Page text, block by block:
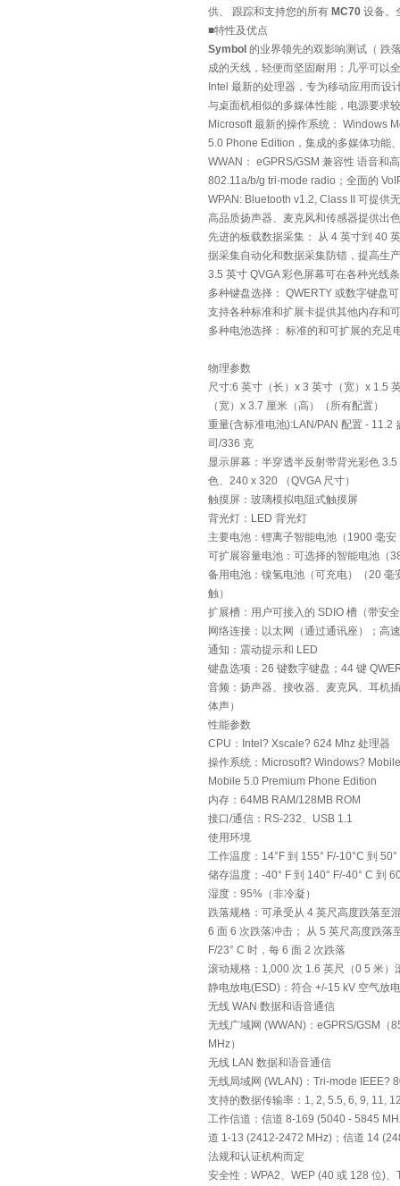
供、 跟踪和支持您的所有 MC70 设备。
■特性及优点
Symbol 的业界领先的双影响测试（ 跌
成的天线，轻便而坚固耐用；几乎可以
Intel 最新的处理器，专为移动应用而
与桌面机相似的多媒体性能，电源要求
Microsoft 最新的操作系统： Windows
5.0 Phone Edition，集成的多媒体功能
WWAN： eGPRS/GSM 兼容性 语音和
802.11a/b/g tri-mode radio；全面的
WPAN: Bluetooth v1.2, Class II 可提供
高品质扬声器、麦克风和传感器提供出
先进的板载数据采集： 从 4 英寸到 40
据采集自动化和数据采集防错，提高生
3.5 英寸 QVGA 彩色屏幕可在各种光线
多种键盘选择： QWERTY 或数字键盘
支持各种标准和扩展卡提供其他内存和
多种电池选择： 标准的和可扩展的充足
物理参数
尺寸:6 英寸（长）x 3 英寸（宽）x 1.5
（宽）x 3.7 厘米（高）（所有配置）
重量(含标准电池):LAN/PAN 配置 - 11.2
司/336 克
显示屏幕：半穿透半反射带背光彩色
色、240 x 320 （QVGA 尺寸）
触摸屏：玻璃模拟电阻式触摸屏
背光灯：LED 背光灯
主要电池：锂离子智能电池（1900 毫安
可扩展容量电池：可选择的智能电池（
备用电池：镍氢电池（可充电）（20
触）
扩展槽：用户可接入的 SDIO 槽（带安
网络连接：以太网（通过通讯座）；高
通知：震动提示和 LED
键盘选项：26 键数字键盘；44 键
音频：扬声器、接收器、麦克风、耳机
体声）
性能参数
CPU：Intel? Xscale? 624 Mhz 处理器
操作系统：Microsoft? Windows?
Mobile 5.0 Premium Phone Edition
内存：64MB RAM/128MB ROM
接口/通信：RS-232、USB 1.1
使用环境
工作温度：14°F 到 155° F/-10°C 到 50°
储存温度：-40° F 到 140° F/-40° C 到
湿度：95%（非冷凝）
跌落规格：可承受从 4 英尺高度跌落至
6 面 6 次跌落冲击； 从 5 英尺高度跌落
F/23° C 时，每 6 面 2 次跌落
滚动规格：1,000 次 1.6 英尺（0 5 米）
静电放电(ESD)：符合 +/-15 kV 空气放
无线 WAN 数据和语音通信
无线广域网 (WWAN)：eGPRS/GSM（
MHz）
无线 LAN 数据和语音通信
无线局域网 (WLAN)：Tri-mode IEEE?
支持的数据传输率：1, 2, 5.5, 6, 9, 11,
工作信道：信道 8-169 (5040 - 5845
道 1-13 (2412-2472 MHz)；信道 14
法规和认证机构而定
安全性：WPA2、WEP (40 或 128 位)